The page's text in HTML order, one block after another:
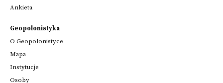
Ankieta
Geopolonistyka
O Geopolonistyce
Mapa
Instytucje
Osoby